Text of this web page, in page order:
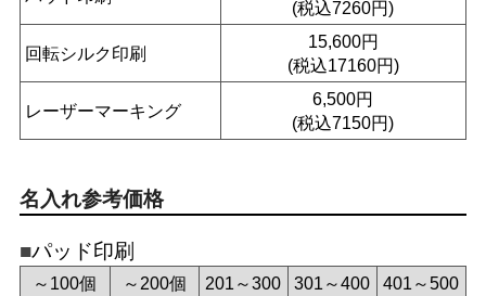
(税込7260円)
回転シルク印刷
15,600円
(税込17160円)
レーザーマーキング
6,500円
(税込7150円)
名入れ参考価格
パッド印刷
～100個
～200個
201～300
301～400
401～500